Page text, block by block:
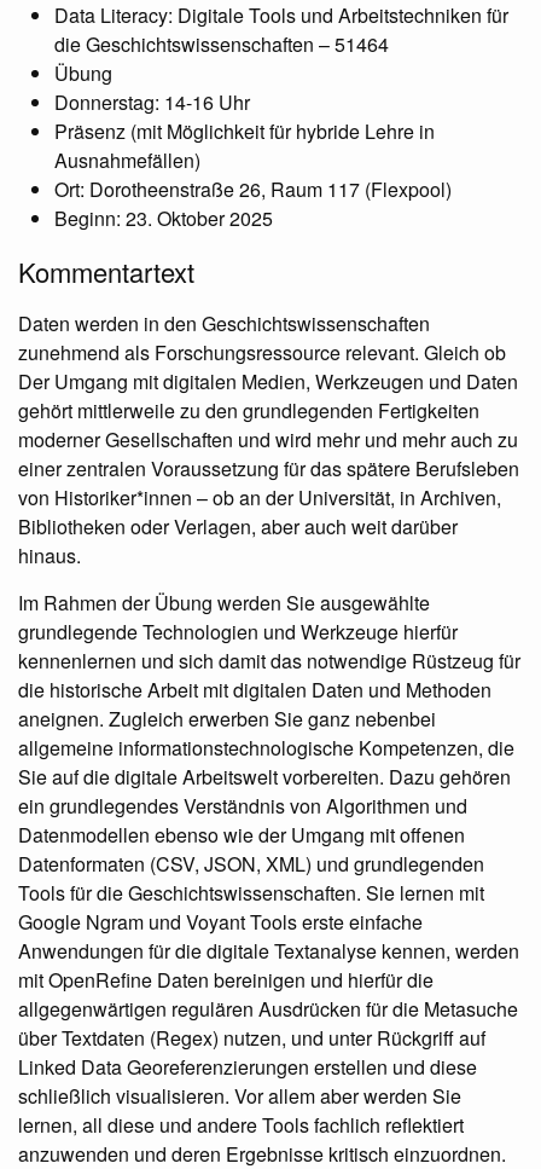
Data Literacy: Digitale Tools und Arbeitstechniken für
die Geschichtswissenschaften – 51464
Übung
Donnerstag: 14-16 Uhr
Präsenz (mit Möglichkeit für hybride Lehre in
Ausnahmefällen)
Ort: Dorotheenstraße 26, Raum 117 (Flexpool)
Beginn: 23. Oktober 2025
Kommentartext
Daten werden in den Geschichtswissenschaften
zunehmend als Forschungsressource relevant. Gleich ob
Der Umgang mit digitalen Medien, Werkzeugen und Daten
gehört mittlerweile zu den grundlegenden Fertigkeiten
moderner Gesellschaften und wird mehr und mehr auch zu
einer zentralen Voraussetzung für das spätere Berufsleben
von Historiker*innen – ob an der Universität, in Archiven,
Bibliotheken oder Verlagen, aber auch weit darüber
hinaus.
Im Rahmen der Übung werden Sie ausgewählte
grundlegende Technologien und Werkzeuge hierfür
kennenlernen und sich damit das notwendige Rüstzeug für
die historische Arbeit mit digitalen Daten und Methoden
aneignen. Zugleich erwerben Sie ganz nebenbei
allgemeine informationstechnologische Kompetenzen, die
Sie auf die digitale Arbeitswelt vorbereiten. Dazu gehören
ein grundlegendes Verständnis von Algorithmen und
Datenmodellen ebenso wie der Umgang mit offenen
Datenformaten (CSV, JSON, XML) und grundlegenden
Tools für die Geschichtswissenschaften. Sie lernen mit
Google Ngram und Voyant Tools erste einfache
Anwendungen für die digitale Textanalyse kennen, werden
mit OpenRefine Daten bereinigen und hierfür die
allgegenwärtigen regulären Ausdrücken für die Metasuche
über Textdaten (Regex) nutzen, und unter Rückgriff auf
Linked Data Georeferenzierungen erstellen und diese
schließlich visualisieren. Vor allem aber werden Sie
lernen, all diese und andere Tools fachlich reflektiert
anzuwenden und deren Ergebnisse kritisch einzuordnen.